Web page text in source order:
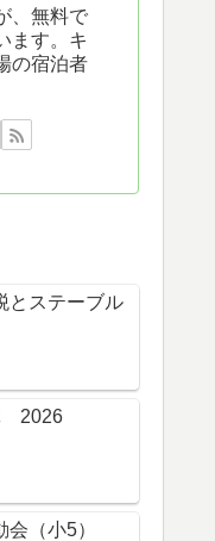
、無料で
ます。キ
の宿泊者
とステーブル
2026
（小5）